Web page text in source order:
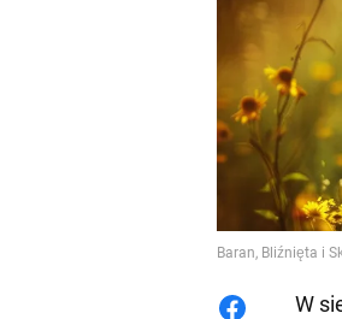
Baran, Bliźnięta i
W